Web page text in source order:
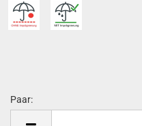
Paar: